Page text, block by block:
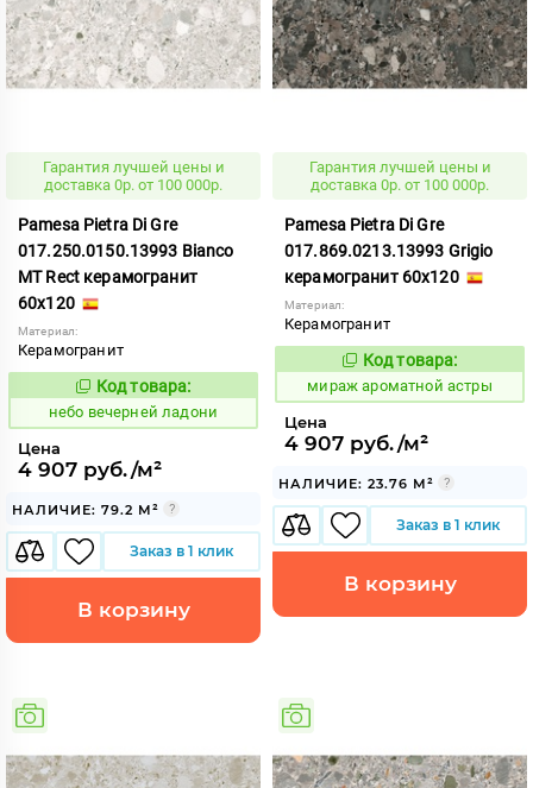
Гарантия лучшей цены и
доставка 0р. от 100 000р.
Pamesa Pietra Di Gre
017.250.0150.13993 Bianco
MT Rect керамогранит
60x120
Материал:
Керамогранит
1110917
Код товара:
небо вечерней ладони
Цена
4 907 руб./м²
НАЛИЧИЕ: 79.2 М²
Заказ в 1 клик
В корзину
Гарантия лучшей цены и
доставка 0р. от 100 000р.
Pamesa Pietra Di Gre
017.869.0213.13993 Grigio
керамогранит 60x120
Материал:
Керамогранит
984706
Код товара:
мираж ароматной астры
Цена
4 907 руб./м²
НАЛИЧИЕ: 23.76 М²
Заказ в 1 клик
В корзину